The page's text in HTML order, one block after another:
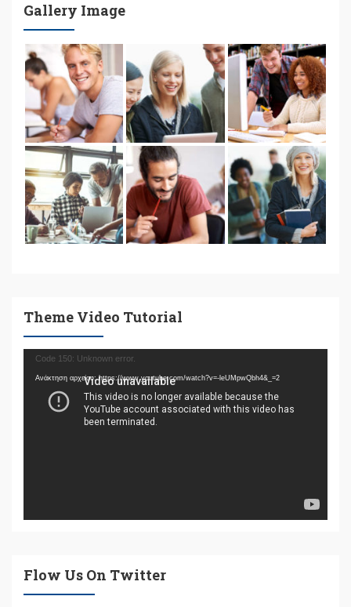
Gallery Image
Theme Video Tutorial
Πρόγραμμα
Αναπαραγωγής
Βίντεο
Code 150: Unknown error.
Ανάκτηση αρχείου: https://www.youtube.com/watch?v=-leUMpwQbh4&_=2
Flow Us On Twitter